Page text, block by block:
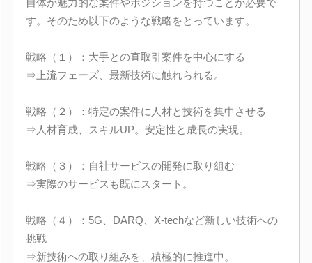
す。そのため以下のような戦略をとっています。
戦略（１）：大手との直取引案件を中心にする
⇒上流フェーズ、最新技術に触れられる。
戦略（２）：特定の案件に人材と技術を集中させる
⇒人材育成、スキルUP。安定性と成長の実現。
戦略（３）：自社サービスの開発に取り組む
⇒実際のサービスも既にスタート。
戦略（４）：5G、DARQ、X-techなど新しい技術への
挑戦
⇒新技術への取り組みを、積極的に推進中。